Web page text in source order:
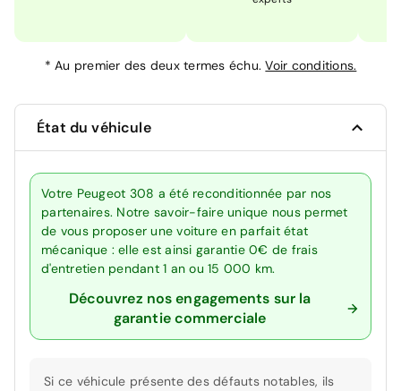
*Au premier des deux termes échu.Voir conditions.
État du véhicule
Votre Peugeot 308 a été reconditionnée par nos
partenaires. Notre savoir-faire unique nous permet
de vous proposer une voiture en parfait état
mécanique : elle est ainsi garantie 0€ de frais
d'entretien pendant 1 an ou 15 000 km.
Découvrez nos engagements sur la
garantie commerciale
Si ce véhicule présente des défauts notables, ils